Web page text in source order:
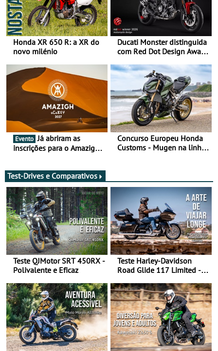
Honda XR 650 R: a XR do
novo milénio
Ducati Monster distinguida
com Red Dot Design Award
Evento Já abriram as
inscrições para o Amazigh
maio - The ultimate
experience in Morocco
Concurso Europeu Honda
Customs - Mugen na linha
Test-Drives e Comparativos
Teste QJMotor SRT 450RX -
Polivalente e Eficaz
Teste Harley-Davidson
Road Glide 117 Limited - A